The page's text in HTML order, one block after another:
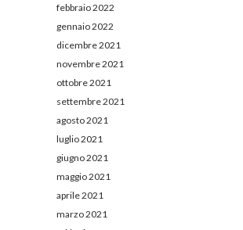
febbraio 2022
gennaio 2022
dicembre 2021
novembre 2021
ottobre 2021
settembre 2021
agosto 2021
luglio 2021
giugno 2021
maggio 2021
aprile 2021
marzo 2021